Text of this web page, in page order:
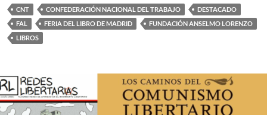
CNT CONFEDERACIÓN NACIONAL DEL TRABAJO
DESTACADO
FAL
FERIA DEL LIBRO DE MADRID
FUNDACIÓN ANSELMO LORENZO
LIBROS